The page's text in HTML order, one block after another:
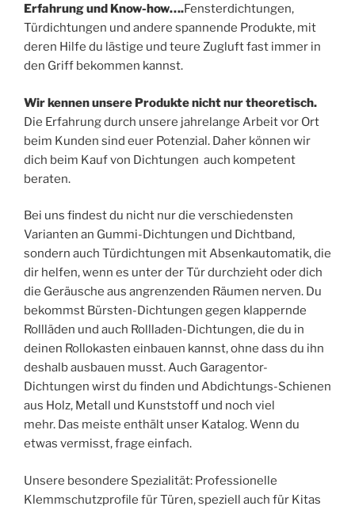
Erfahrung und Know-how….Fensterdichtungen,
Türdichtungen und andere spannende Produkte, mit
deren Hilfe du lästige und teure Zugluft fast immer in
den Griff bekommen kannst.
Wir kennen unsere Produkte nicht nur theoretisch.
Die Erfahrung durch unsere jahrelange Arbeit vor Ort
beim Kunden sind euer Potenzial. Daher können wir
dich beim Kauf von Dichtungen auch kompetent
beraten.
Bei uns findest du nicht nur die verschiedensten
Varianten an Gummi-Dichtungen und Dichtband,
sondern auch Türdichtungen mit Absenkautomatik, die
dir helfen, wenn es unter der Tür durchzieht oder dich
die Geräusche aus angrenzenden Räumen nerven. Du
bekommst Bürsten-Dichtungen gegen klappernde
Rollläden und auch Rollladen-Dichtungen, die du in
deinen Rollokasten einbauen kannst, ohne dass du ihn
deshalb ausbauen musst. Auch Garagentor-
Dichtungen wirst du finden und Abdichtungs-Schienen
aus Holz, Metall und Kunststoff und noch viel
mehr. Das meiste enthält unser Katalog. Wenn du
etwas vermisst, frage einfach.
Unsere besondere Spezialität: Professionelle
Klemmschutzprofile für Türen, speziell auch für Kitas